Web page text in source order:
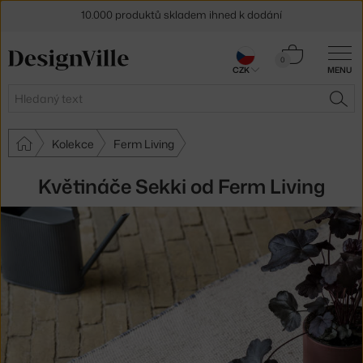
MENU
Hledat
0
Košík
Kolekce Ferm Living
Květináče Sekki od Ferm Living
10.000 produktů skladem ihned k dodání
30 dní na vrácení zbožíCZK